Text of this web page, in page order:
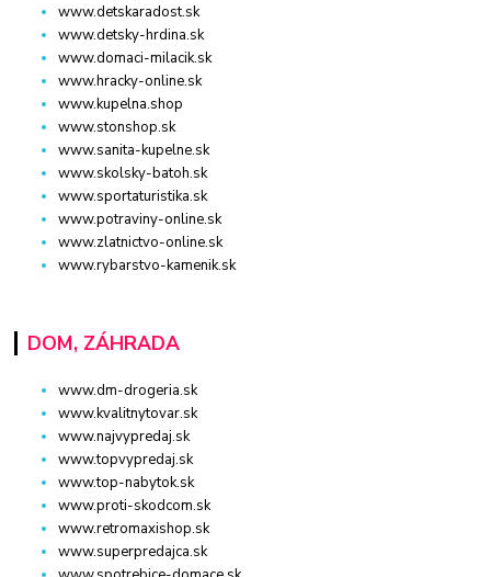
www.detskaradost.sk
www.detsky-hrdina.sk
www.domaci-milacik.sk
www.hracky-online.sk
www.kupelna.shop
www.stonshop.sk
www.sanita-kupelne.sk
www.skolsky-batoh.sk
www.sportaturistika.sk
www.potraviny-online.sk
www.zlatnictvo-online.sk
www.rybarstvo-kamenik.sk
DOM, ZÁHRADA
www.dm-drogeria.sk
www.kvalitnytovar.sk
www.najvypredaj.sk
www.topvypredaj.sk
www.top-nabytok.sk
www.proti-skodcom.sk
www.retromaxishop.sk
www.superpredajca.sk